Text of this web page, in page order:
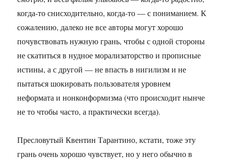
когда-то снисходительно, когда-то — с пониманием. К
сожалению, далеко не все авторы могут хорошо
почувствовать нужную грань, чтобы с одной стороны
не скатиться в нудное морализаторство и прописные
истины, а с другой — не впасть в нигилизм и не
пытаться шокировать пользователя уровнем
неформата и нонконформизма (что происходит нынче
не то чтобы часто, а практически всегда).
Пресловутый Квентин Тарантино, кстати, тоже эту
грань очень хорошо чувствует, но у него обычно в